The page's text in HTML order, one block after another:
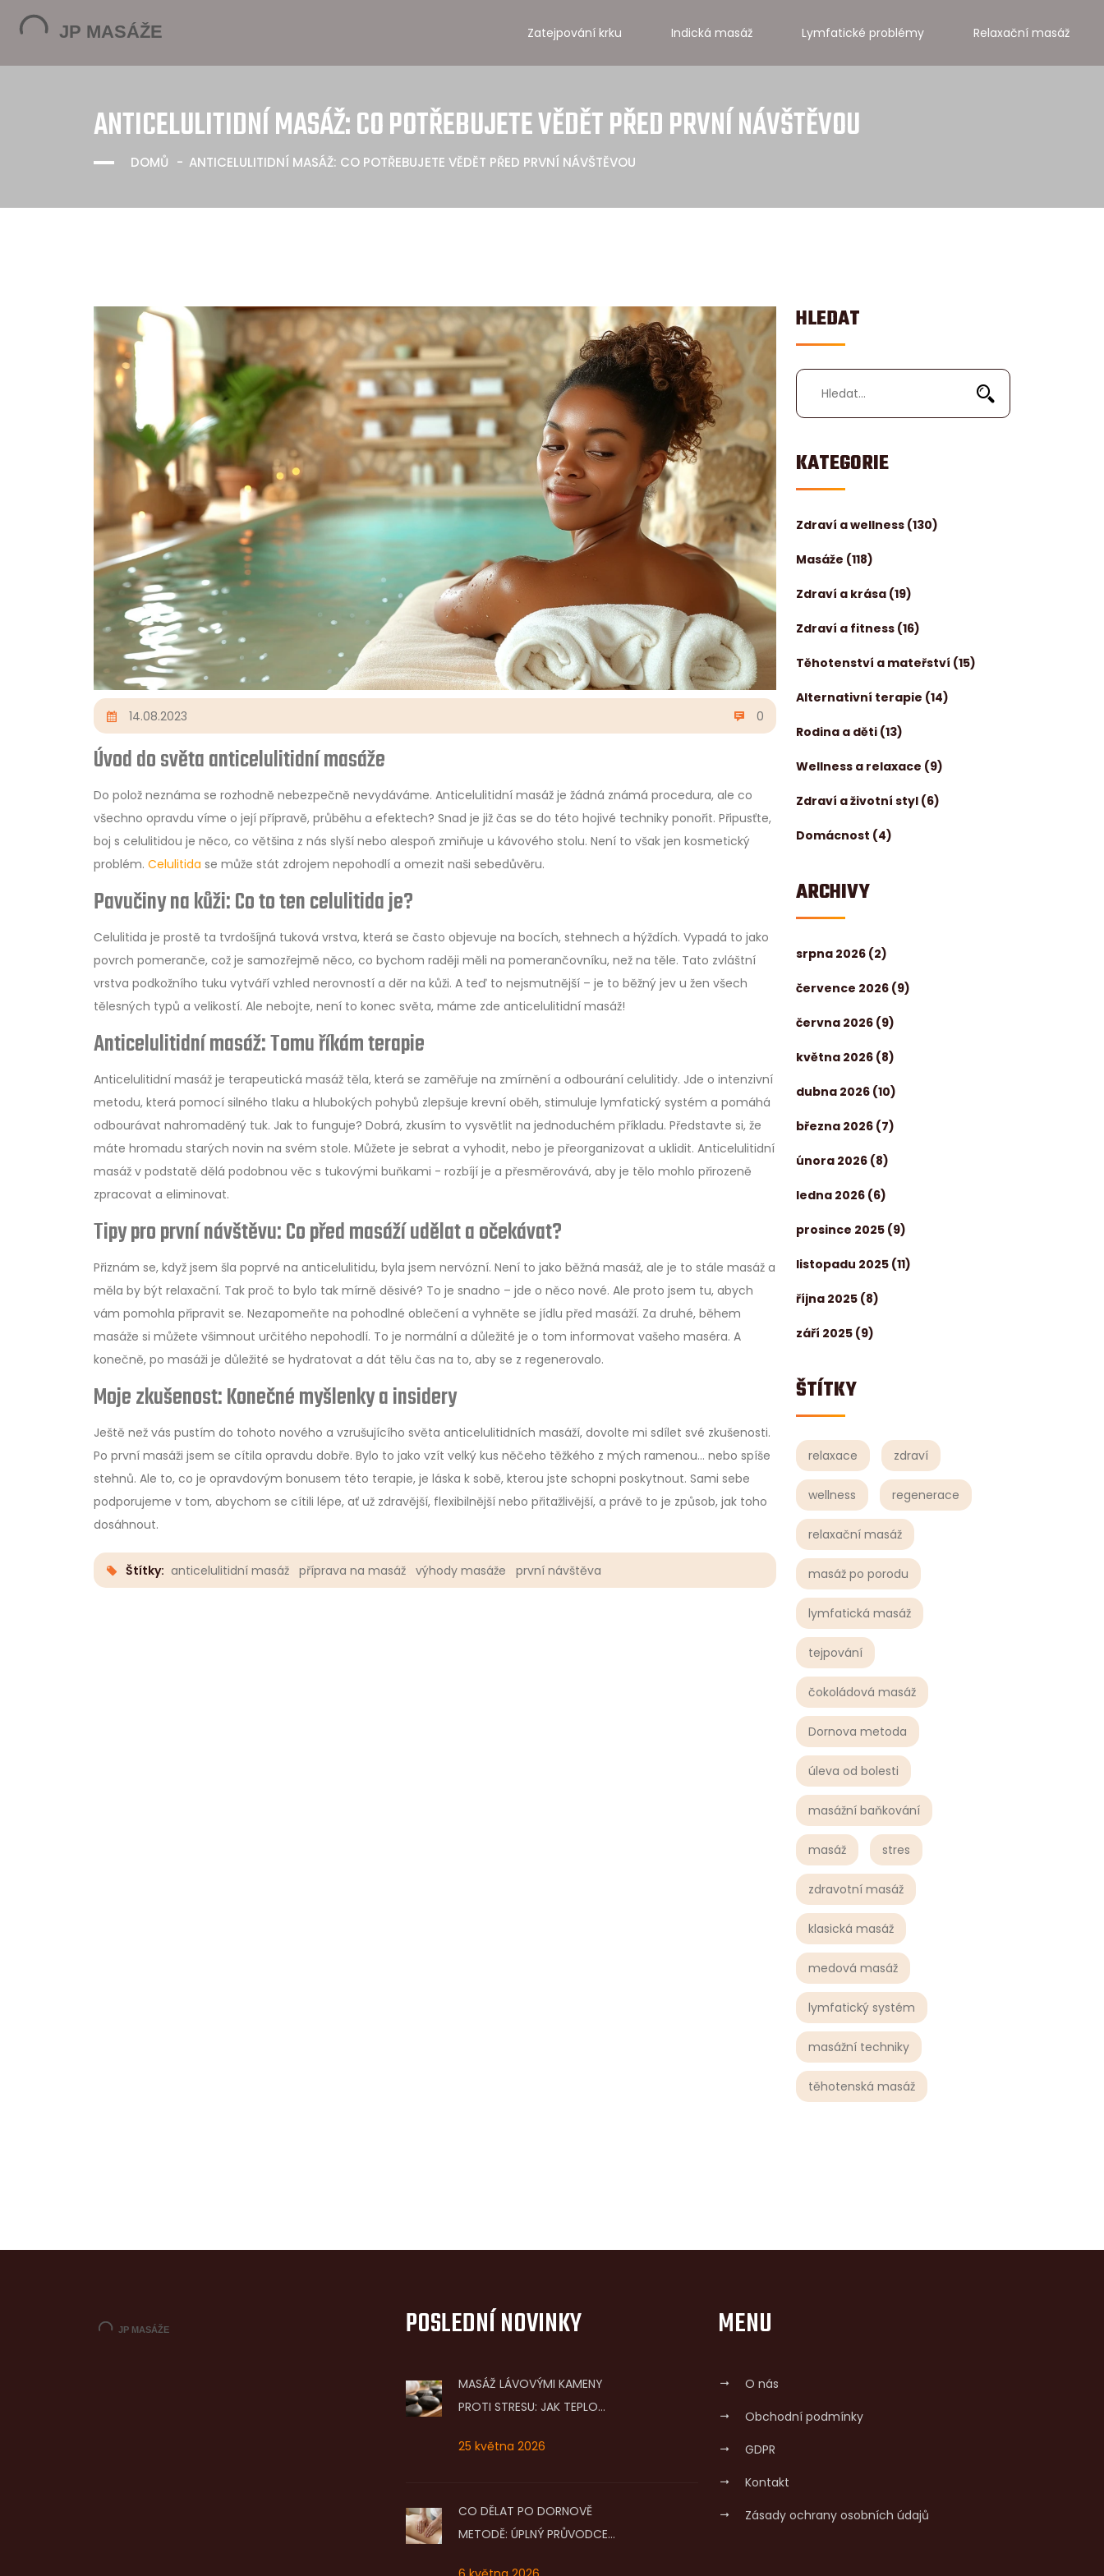
Zatejpování krku Indická masáž Lymfatické problémy Relaxační masáž
ANTICELULITIDNÍ MASÁŽ: CO POTŘEBUJETE VĚDĚT PŘED PRVNÍ NÁVŠTĚVOU
DOMŮ ANTICELULITIDNÍ MASÁŽ: CO POTŘEBUJETE VĚDĚT PŘED PRVNÍ NÁVŠTĚVOU
HLEDAT
KATEGORIE
Zdraví a wellness (130)
Masáže (118)
Zdraví a krása (19)
Zdraví a fitness (16)
Těhotenství a mateřství (15)
Alternativní terapie (14)
Rodina a děti (13)
Wellness a relaxace (9)
Zdraví a životní styl (6)
Domácnost (4)
ARCHIVY
srpna 2026 (2)
července 2026 (9)
června 2026 (9)
května 2026 (8)
dubna 2026 (10)
března 2026 (7)
února 2026 (8)
ledna 2026 (6)
prosince 2025 (9)
listopadu 2025 (11)
října 2025 (8)
září 2025 (9)
ŠTÍTKY
relaxace zdraví
wellness regenerace
relaxační masáž
masáž po porodu
lymfatická masáž
tejpování
čokoládová masáž
Dornova metoda
úleva od bolesti
masážní baňkování
masáž stres
zdravotní masáž
klasická masáž
medová masáž
lymfatický systém
masážní techniky
těhotenská masáž
14.08.2023 0
Úvod do světa anticelulitidní masáže
Do polož neznáma se rozhodně nebezpečně nevydáváme. Anticelulitidní masáž je žádná známá procedura, ale co
všechno opravdu víme o její přípravě, průběhu a efektech? Snad je již čas se do této hojivé techniky ponořit. Připusťte,
boj s celulitidou je něco, co většina z nás slyší nebo alespoň zmiňuje u kávového stolu. Není to však jen kosmetický
problém. Celulitida se může stát zdrojem nepohodlí a omezit naši sebedůvěru.
Pavučiny na kůži: Co to ten celulitida je?
Celulitida je prostě ta tvrdošíjná tuková vrstva, která se často objevuje na bocích, stehnech a hýždích. Vypadá to jako
povrch pomeranče, což je samozřejmě něco, co bychom raději měli na pomerančovníku, než na těle. Tato zvláštní
vrstva podkožního tuku vytváří vzhled nerovností a děr na kůži. A teď to nejsmutnější – je to běžný jev u žen všech
tělesných typů a velikostí. Ale nebojte, není to konec světa, máme zde anticelulitidní masáž!
Anticelulitidní masáž: Tomu říkám terapie
Anticelulitidní masáž je terapeutická masáž těla, která se zaměřuje na zmírnění a odbourání celulitidy. Jde o intenzivní
metodu, která pomocí silného tlaku a hlubokých pohybů zlepšuje krevní oběh, stimuluje lymfatický systém a pomáhá
odbourávat nahromaděný tuk. Jak to funguje? Dobrá, zkusím to vysvětlit na jednoduchém příkladu. Představte si, že
máte hromadu starých novin na svém stole. Můžete je sebrat a vyhodit, nebo je přeorganizovat a uklidit. Anticelulitidní
masáž v podstatě dělá podobnou věc s tukovými buňkami - rozbíjí je a přesměrovává, aby je tělo mohlo přirozeně
zpracovat a eliminovat.
Tipy pro první návštěvu: Co před masáží udělat a očekávat?
Přiznám se, když jsem šla poprvé na anticelulitidu, byla jsem nervózní. Není to jako běžná masáž, ale je to stále masáž a
měla by být relaxační. Tak proč to bylo tak mírně děsivé? To je snadno – jde o něco nové. Ale proto jsem tu, abych
vám pomohla připravit se. Nezapomeňte na pohodlné oblečení a vyhněte se jídlu před masáží. Za druhé, během
masáže si můžete všimnout určitého nepohodlí. To je normální a důležité je o tom informovat vašeho maséra. A
konečně, po masáži je důležité se hydratovat a dát tělu čas na to, aby se z regenerovalo.
Moje zkušenost: Konečné myšlenky a insidery
Ještě než vás pustím do tohoto nového a vzrušujícího světa anticelulitidních masáží, dovolte mi sdílet své zkušenosti.
Po první masáži jsem se cítila opravdu dobře. Bylo to jako vzít velký kus něčeho těžkého z mých ramenou... nebo spíše
stehnů. Ale to, co je opravdovým bonusem této terapie, je láska k sobě, kterou jste schopni poskytnout. Sami sebe
podporujeme v tom, abychom se cítili lépe, ať už zdravější, flexibilnější nebo přitažlivější, a právě to je způsob, jak toho
dosáhnout.
Štítky: anticelulitidní masáž příprava na masáž výhody masáže první návštěva
POSLEDNÍ NOVINKY
MASÁŽ LÁVOVÝMI KAMENY
PROTI STRESU: JAK TEPLO
FUNGUJE
25 května 2026
CO DĚLAT PO DORNOVĚ
METODĚ: ÚPLNÝ PRŮVODCE
MENU
O nás
Obchodní podmínky
GDPR
Kontakt
Zásady ochrany osobních údajů